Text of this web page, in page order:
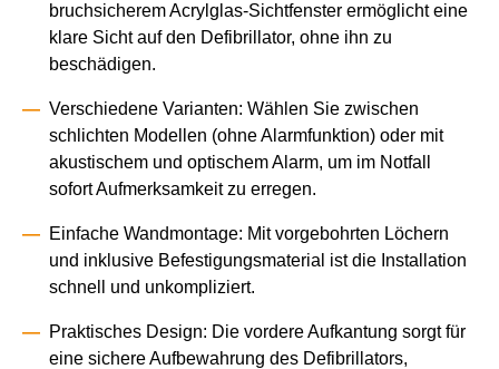
bruchsicherem Acrylglas-Sichtfenster ermöglicht eine
klare Sicht auf den Defibrillator, ohne ihn zu
beschädigen.
Verschiedene Varianten: Wählen Sie zwischen
schlichten Modellen (ohne Alarmfunktion) oder mit
akustischem und optischem Alarm, um im Notfall
sofort Aufmerksamkeit zu erregen.
Einfache Wandmontage: Mit vorgebohrten Löchern
und inklusive Befestigungsmaterial ist die Installation
schnell und unkompliziert.
Praktisches Design: Die vordere Aufkantung sorgt für
eine sichere Aufbewahrung des Defibrillators,